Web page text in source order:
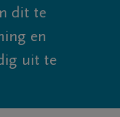
dit te
en
uit te